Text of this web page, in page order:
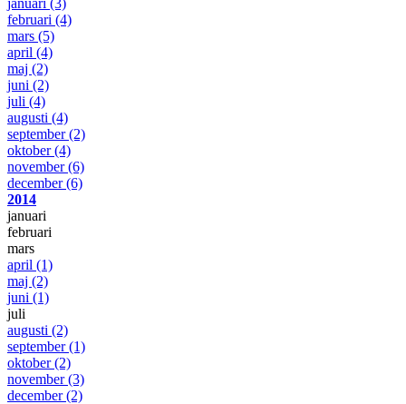
januari (3)
februari (4)
mars (5)
april (4)
maj (2)
juni (2)
juli (4)
augusti (4)
september(2)
oktober(4)
november(6)
december(6)
2014
januari
februari
mars
april (1)
maj (2)
juni (1)
juli
augusti (2)
september(1)
oktober(2)
november(3)
december(2)